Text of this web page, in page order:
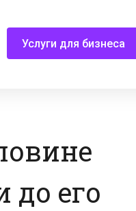
Услуги для бизнеса
до его